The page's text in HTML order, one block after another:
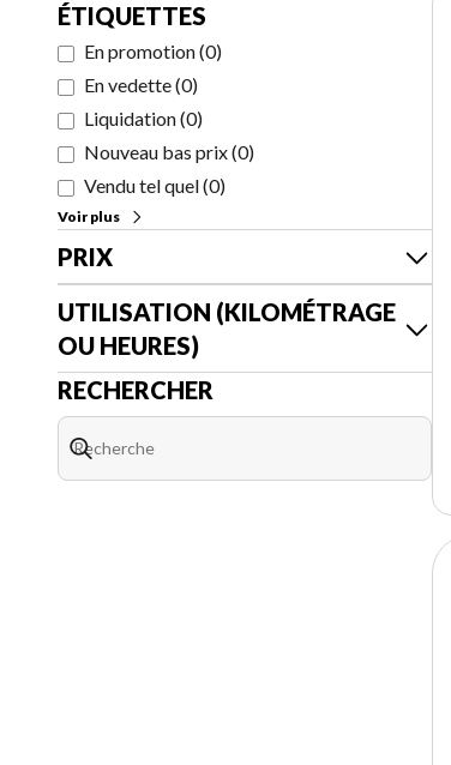
ÉTIQUETTES
En promotion(0)
En vedette(0)
Liquidation(0)
Nouveau bas prix(0)
Vendu tel quel(0)
Voir plus
PRIX
UTILISATION (KILOMÉTRAGE
OU HEURES)
RECHERCHER